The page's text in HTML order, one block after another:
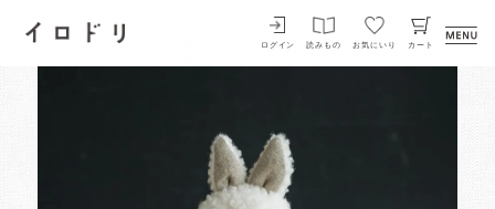
イロドリ
ログイン 読みもの お気にいり カート